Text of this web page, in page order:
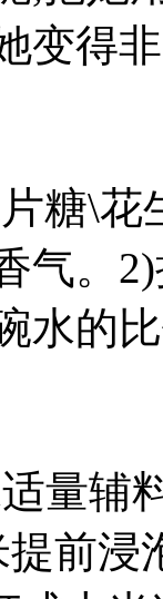
变得
糖\
气。
水的
量辅
前浸